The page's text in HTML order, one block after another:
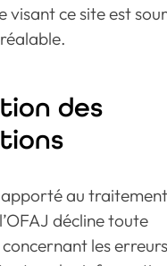
visant ce site est
des
au
décline toute
les